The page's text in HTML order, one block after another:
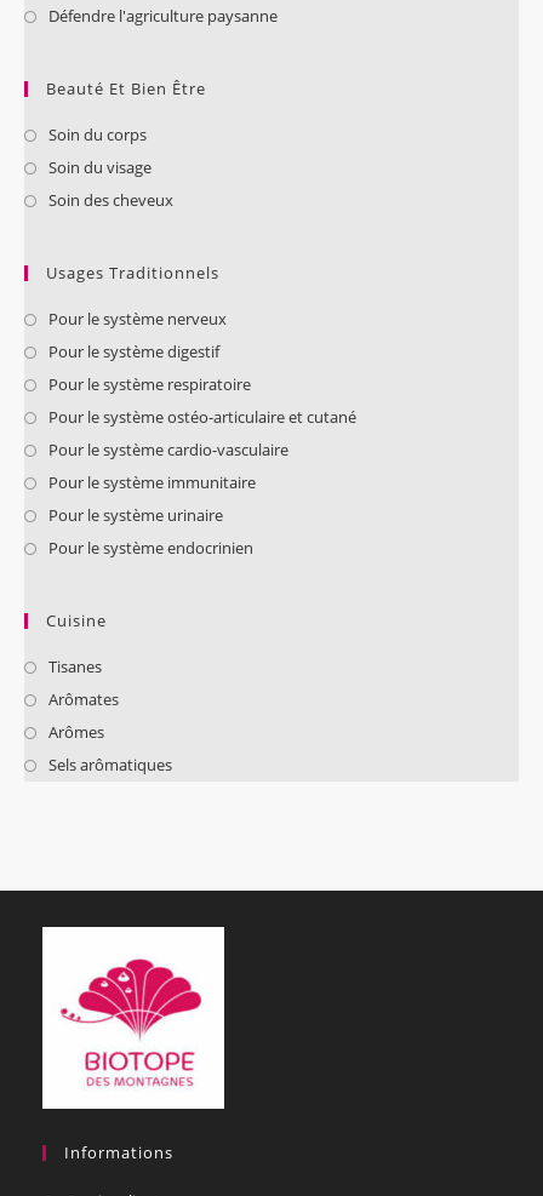
Défendre l'agriculture paysanne
Beauté Et Bien Être
Soin du corps
Soin du visage
Soin des cheveux
Usages Traditionnels
Pour le système nerveux
Pour le système digestif
Pour le système respiratoire
Pour le système ostéo-articulaire et cutané
Pour le système cardio-vasculaire
Pour le système immunitaire
Pour le système urinaire
Pour le système endocrinien
Cuisine
Tisanes
Arômates
Arômes
Sels arômatiques
Informations